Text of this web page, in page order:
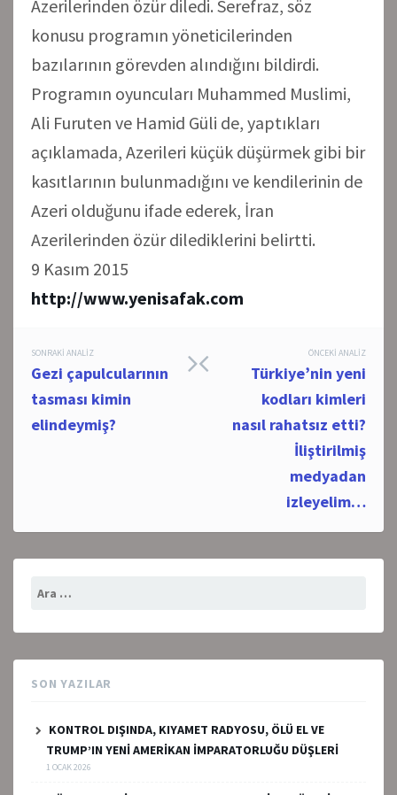
Azerilerinden özür diledi. Serefraz, söz
konusu programın yöneticilerinden
bazılarının görevden alındığını bildirdi.
Programın oyuncuları Muhammed Muslimi,
Ali Furuten ve Hamid Güli de, yaptıkları
açıklamada, Azerileri küçük düşürmek gibi bir
kasıtlarının bulunmadığını ve kendilerinin de
Azeri olduğunu ifade ederek, İran
Azerilerinden özür dilediklerini belirtti.
9 Kasım 2015
http://www.yenisafak.com
Post
navigation
ÖNCEKI ANALIZ
Türkiye’nin yeni
kodları kimleri
nasıl rahatsız etti?
İliştirilmiş
medyadan
izleyelim…
SONRAKI ANALIZ
Gezi çapulcularının
tasması kimin
elindeymiş?
SON YAZILAR
KONTROL DIŞINDA, KIYAMET RADYOSU, ÖLÜ EL VE
TRUMP’IN YENİ AMERİKAN İMPARATORLUĞU DÜŞLERİ
1 OCAK 2026